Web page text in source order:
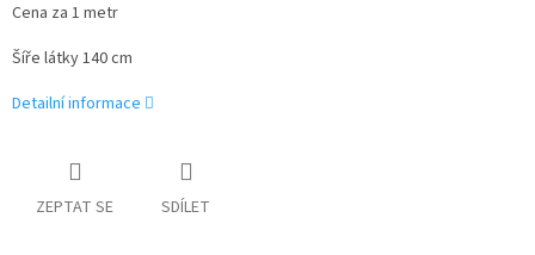
Cena za 1 metr
Šíře látky 140 cm
Detailní informace
ZEPTAT SE SDÍLET